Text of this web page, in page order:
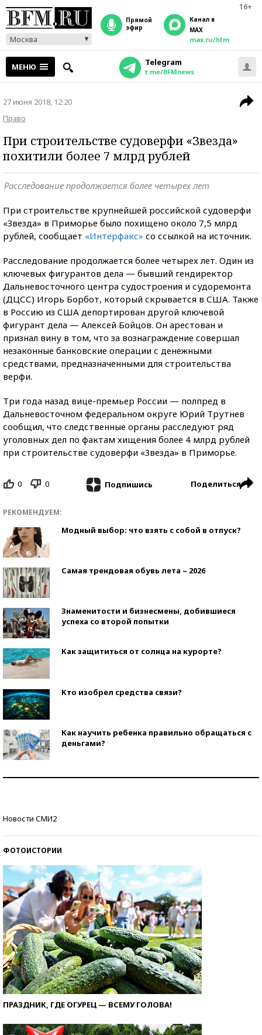
16+
Москва
прямой
эфир
Канал в
MAX
max.ru/bfm
МЕНЮ Telegram
t.me/BFMnews
27 июня 2018, 12:20
Право
При строительстве судоверфи «Звезда»
похитили более 7 млрд рублей
Расследование продолжается более четырех лет
При строительстве крупнейшей российской судоверфи
«Звезда» в Приморье было похищено около 7,5 млрд
рублей, сообщает «Интерфакс» со ссылкой на источник.
Расследование продолжается более четырех лет. Один из
ключевых фигурантов дела — бывший гендиректор
Дальневосточного центра судостроения и судоремонта
(ДЦСС) Игорь Борбот, который скрывается в США. Также
в Россию из США депортирован другой ключевой
фигурант дела — Алексей Бойцов. Он арестован и
признал вину в том, что за вознаграждение совершал
незаконные банковские операции с денежными
средствами, предназначенными для строительства
верфи.
Три года назад вице-премьер России — полпред в
Дальневосточном федеральном округе Юрий Трутнев
сообщил, что следственные органы расследуют ряд
уголовных дел по фактам хищения более 4 млрд рублей
при строительстве судоверфи «Звезда» в Приморье.
0 0 Подпишись Поделиться
РЕКОМЕНДУЕМ:
Модный выбор: что взять с собой в отпуск?
Самая трендовая обувь лета – 2026
Знаменитости и бизнесмены, добившиеся
успеха со второй попытки
Как защититься от солнца на курорте?
Кто изобрел средства связи?
Как научить ребенка правильно обращаться с
деньгами?
Новости СМИ2
ФОТОИСТОРИИ
ПРАЗДНИК, ГДЕ ОГУРЕЦ — ВСЕМУ ГОЛОВА!